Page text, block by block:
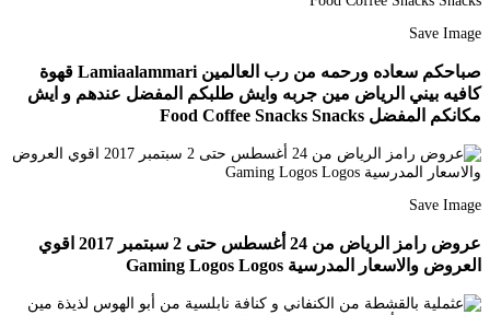
Save Image
صباحكم سعاده ورحمه من رب العالمين Lamiaalammari قهوة
كافيه بيني الرياض مين جربه وايش طلبكم المفضل عندهم و ايش
مكانكم المفضل Food Coffee Snacks Snacks
Save Image
عروض رامز الرياض من 24 أغسطس حتى 2 سبتمبر 2017 اقوي
العروض والاسعار المدرسية Gaming Logos Logos